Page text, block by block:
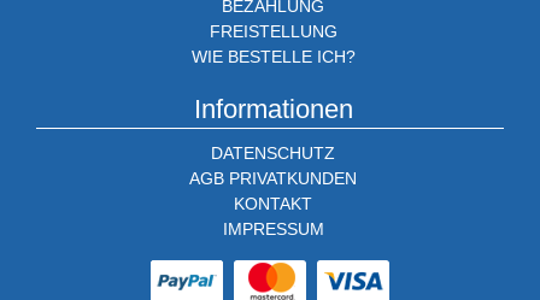
BEZAHLUNG
FREISTELLUNG
WIE BESTELLE ICH?
Informationen
DATENSCHUTZ
AGB PRIVATKUNDEN
KONTAKT
IMPRESSUM